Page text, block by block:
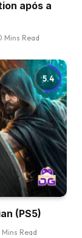
após a
Mins Read
5.4
(PS5)
Mins Read